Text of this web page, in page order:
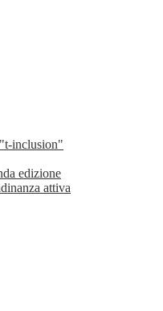
inclusion"
edizione
attiva